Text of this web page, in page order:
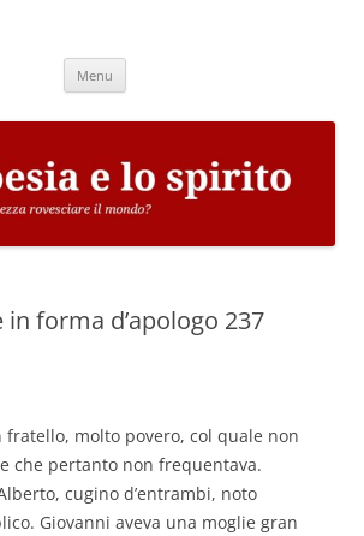
Menu
in forma d’apologo 237
fratello, molto povero, col quale non
che pertanto non frequentava.
cugino d’entrambi, noto
Giovanni aveva una moglie gran